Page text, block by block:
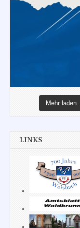
Mehr laden…
LINKS